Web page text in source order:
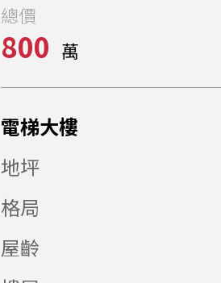
總價
800 萬
電梯大樓
地坪
格局
屋齡